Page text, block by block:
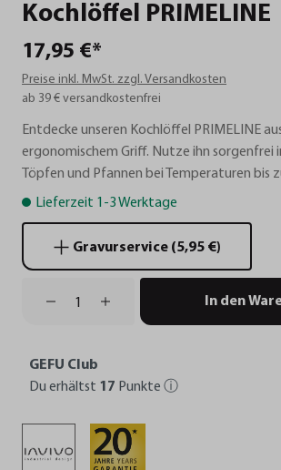
Kochlöffel PRIMELINE
17,95 €*
Preise inkl. MwSt. zzgl. Versandkosten
ab 39 € versandkostenfrei
Entdecke unseren Kochlöffel PRIMELINE
ergonomischem Griff. Nutze ihn sorgenfrei
Töpfen und Pfannen bei Temperaturen bis
Lieferzeit 1-3 Werktage
Gravurservice (5,95 €)
In den
GEFU Club
Du erhältst 17 Punkte ⓘ